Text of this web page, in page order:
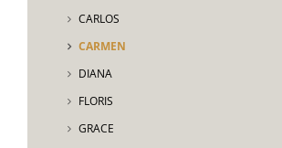
CARLOS
CARMEN
DIANA
FLORIS
GRACE